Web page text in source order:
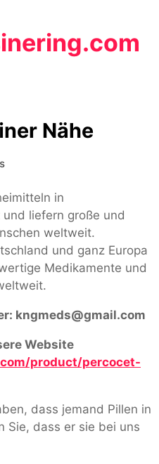
Nähe
in
liefern große und
weltweit.
und ganz Europa
Medikamente und
kngmeds@gmail.com
Website
product/percocet-
dass jemand Pillen in
Sie, dass er sie bei uns